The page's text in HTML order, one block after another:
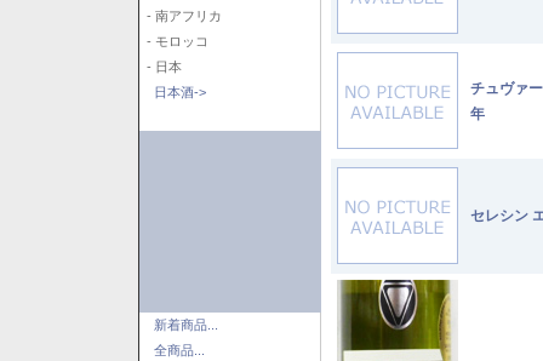
- 南アフリカ
- モロッコ
- 日本
日本酒->
新着商品...
全商品...
チュヴァ
年
セレシン